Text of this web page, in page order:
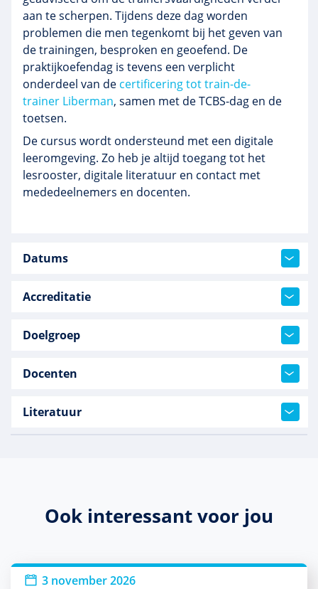
aan te scherpen. Tijdens deze dag worden
problemen die men tegenkomt bij het geven van
de trainingen, besproken en geoefend. De
praktijkoefendag is tevens een verplicht
onderdeel van de certificering tot train-de-
trainer Liberman, samen met deTCBS-dag en de
toetsen.
De cursus wordt ondersteund met een digitale
leeromgeving. Zo heb je altijd toegang tot het
lesrooster, digitale literatuur en contact met
mededeelnemers en docenten.
Datums
Accreditatie
Doelgroep
Docenten
Literatuur
Ook interessant voor jou
3 november 2026